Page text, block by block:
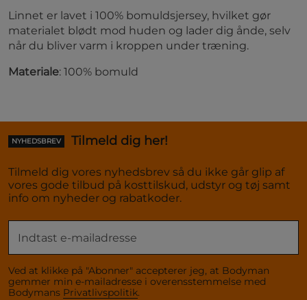
Linnet er lavet i 100% bomuldsjersey, hvilket gør
materialet blødt mod huden og lader dig ånde, selv
når du bliver varm i kroppen under træning.
Materiale: 100% bomuld
NYHEDSBREV Tilmeld dig her!
Tilmeld dig vores nyhedsbrev så du ikke går glip af
vores gode tilbud på kosttilskud, udstyr og tøj samt
info om nyheder og rabatkoder.
Ved at klikke på "Abonner" accepterer jeg, at Bodyman
gemmer min e-mailadresse i overensstemmelse med
Bodymans Privatlivspolitik.